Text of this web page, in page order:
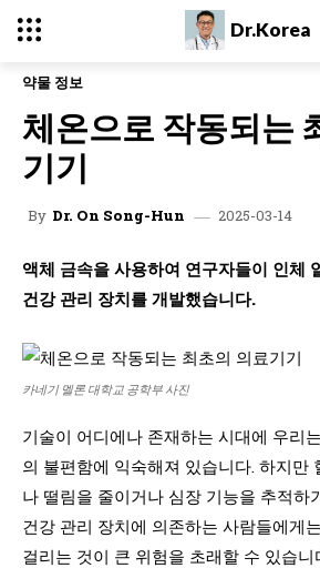
Dr.Korea
약물 정보
체온으로 작동되는
기기
By Dr. On Song-Hun 2025-03-14
액체 금속을 사용하여 연구자들이 인체
건강 관리 장치를 개발했습니다.
카네기 멜론 대학교 공학부 사진
기술이 어디에나 존재하는 시대에 우리
의 불편함에 익숙해져 있습니다. 하지만
나 떨림을 줄이거나 심장 기능을 추적하
건강 관리 장치에 의존하는 사람들에게
걸리는 것이 큰 위험을 초래할 수 있습니